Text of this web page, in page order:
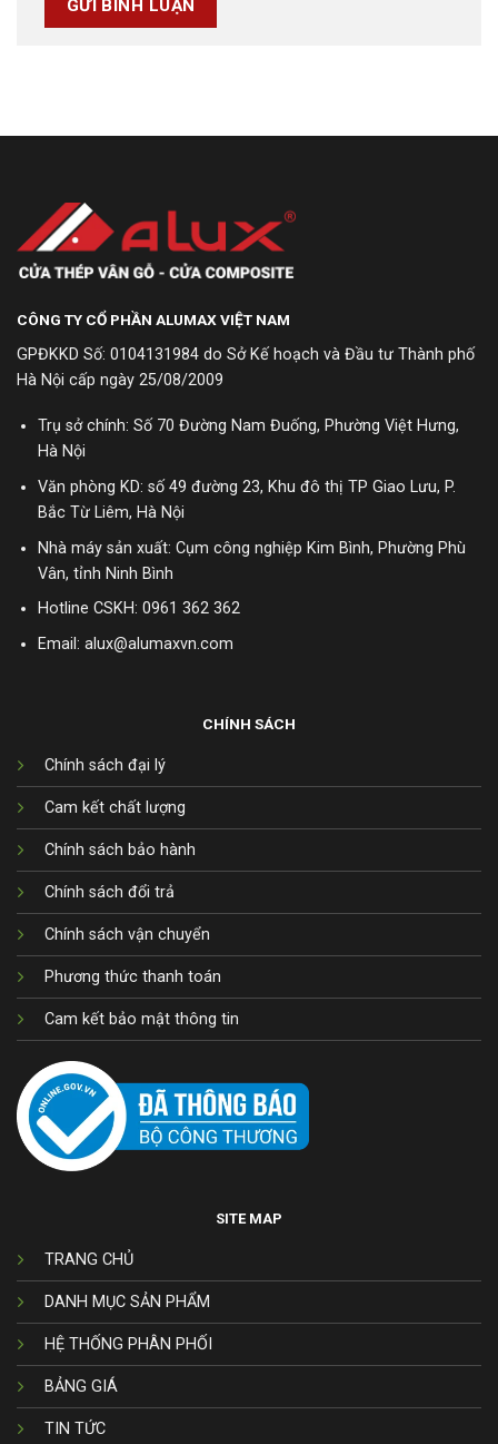
CÔNG TY CỔ PHẦN ALUMAX VIỆT NAM
GPĐKKD Số: 0104131984 do Sở Kế hoạch và Đầu tư Thành phố
Hà Nội cấp ngày 25/08/2009
Trụ sở chính: Số 70 Đường Nam Đuống, Phường Việt Hưng,
Hà Nội
Văn phòng KD: số 49 đường 23, Khu đô thị TP Giao Lưu, P.
Bắc Từ Liêm, Hà Nội
Nhà máy sản xuất: Cụm công nghiệp Kim Bình, Phường Phù
Vân, tỉnh Ninh Bình
Hotline CSKH: 0961 362 362
Email: alux@alumaxvn.com
CHÍNH SÁCH
Chính sách đại lý
Cam kết chất lượng
Chính sách bảo hành
Chính sách đổi trả
Chính sách vận chuyển
Phương thức thanh toán
Cam kết bảo mật thông tin
SITE MAP
TRANG CHỦ
DANH MỤC SẢN PHẨM
HỆ THỐNG PHÂN PHỐI
BẢNG GIÁ
TIN TỨC